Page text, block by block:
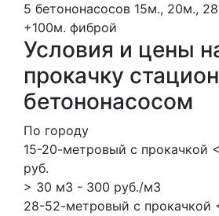
5 бетононасосов 15м., 20м.,
+100м. фиброй
Условия и цены
прокачку
бетононасосом
По городу
15-20-метровый с прокачкой
руб.
> 30 м3 - 300 руб./м3
28-52-метровый с прокачкой